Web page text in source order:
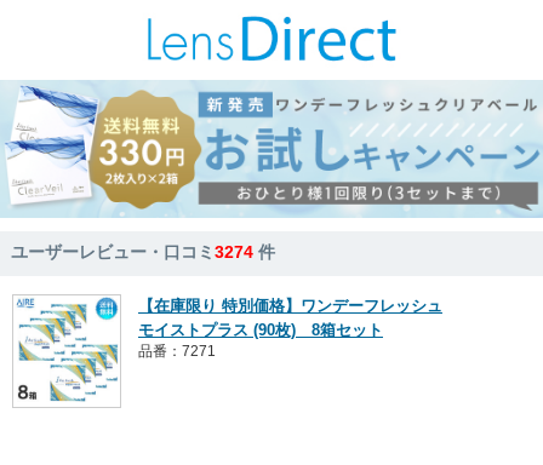
ユーザーレビュー・口コミ3274 件
【在庫限り 特別価格】ワンデーフレッシュ
モイストプラス (90枚) 8箱セット
品番：7271